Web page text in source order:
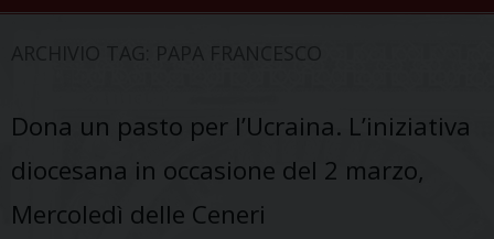
Dona un pasto per l’Ucraina. L’iniziativa
diocesana in occasione del 2 marzo,
Mercoledì delle Ceneri